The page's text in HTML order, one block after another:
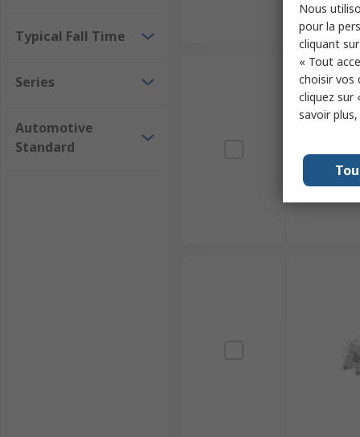
Typical Fall Time
Series
Automotive
Standard
Nous
pour la
cliquant sur
« Tout
choisir vos
cliquez sur
savoir